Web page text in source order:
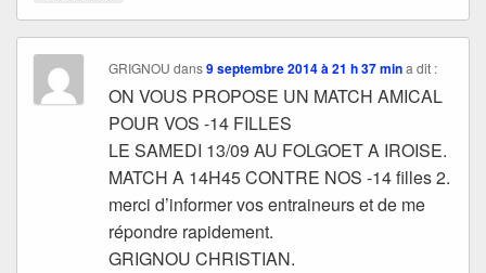
GRIGNOU dans9 septembre 2014 à 21 h 37 min a dit :
ON VOUS PROPOSE UN MATCH AMICAL
POUR VOS -14 FILLES
LE SAMEDI 13/09 AU FOLGOET A IROISE.
MATCH A 14H45 CONTRE NOS -14 filles 2.
merci d’informer vos entraineurs et de me
répondre rapidement.
GRIGNOU CHRISTIAN.